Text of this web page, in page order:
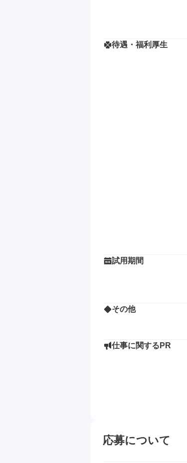
待遇・福利厚生
試用期間
その他
仕事に関するPR
応募について